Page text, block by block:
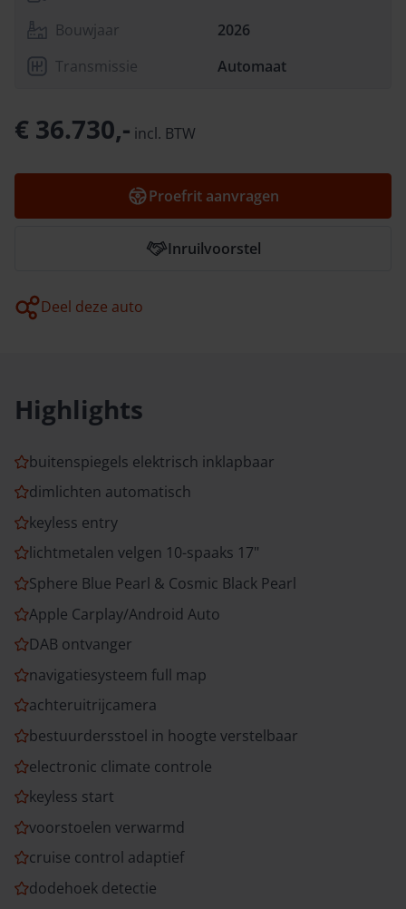
Bouwjaar
2026
Transmissie
Automaat
€ 36.730,- incl. BTW
Proefrit aanvragen
Inruilvoorstel
Deel deze auto
Highlights
buitenspiegels elektrisch inklapbaar
dimlichten automatisch
keyless entry
lichtmetalen velgen 10-spaaks 17"
Sphere Blue Pearl & Cosmic Black Pearl
Apple Carplay/Android Auto
DAB ontvanger
navigatiesysteem full map
achteruitrijcamera
bestuurdersstoel in hoogte verstelbaar
electronic climate controle
keyless start
voorstoelen verwarmd
cruise control adaptief
dodehoek detectie